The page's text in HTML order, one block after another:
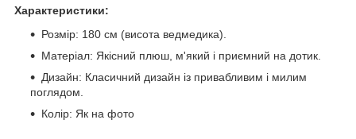
Характеристики:
Розмір: 180 см (висота ведмедика).
Матеріал: Якісний плюш, м'який і приємний на дотик.
Дизайн: Класичний дизайн із привабливим і милим
поглядом.
Колір: Як на фото